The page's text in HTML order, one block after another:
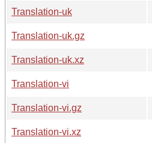
Translation-uk
Translation-uk.gz
Translation-uk.xz
Translation-vi
Translation-vi.gz
Translation-vi.xz